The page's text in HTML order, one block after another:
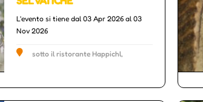
L'evento si tiene dal 03 Apr 2026 al 03
Nov 2026
sotto il ristorante Happichl,